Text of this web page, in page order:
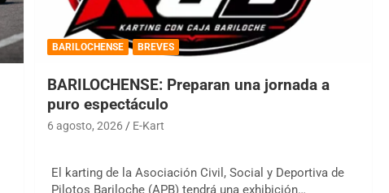
BARILOCHENSE BREVES
BARILOCHENSE: Preparan una jornada a
puro espectáculo
6 agosto, 2026 E-Kart
El karting de la Asociación Civil, Social y Deportiva de
Pilotos Bariloche (APB) tendrá una exhibición…